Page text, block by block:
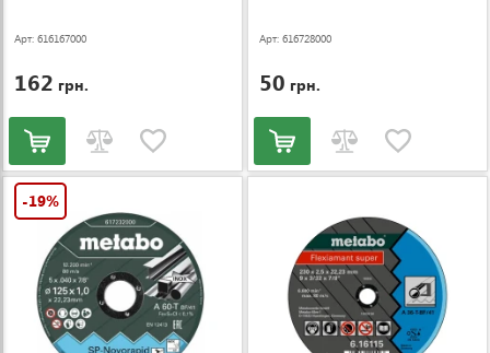
Арт: 616167000
162 грн.
Арт: 616728000
50 грн.
-19%